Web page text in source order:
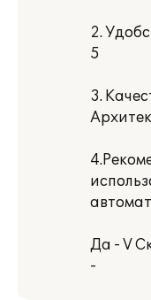
2.
5
3.
Да - V
-